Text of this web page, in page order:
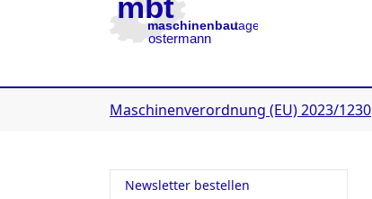
Zur Hauptnavigation
Maschinenverordnung (EU) 2023/1230
Newsletter bestellen